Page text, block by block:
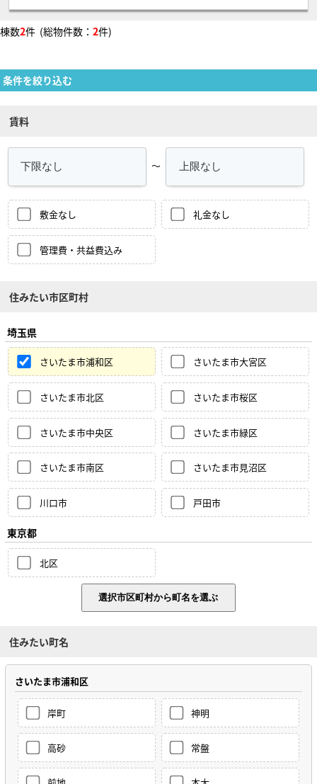
棟数2件 (総物件数： 2件)
条件を絞り込む
賃料
～
敷金なし 礼金なし
管理費・共益費込み
住みたい市区町村
埼玉県
さいたま市浦和区 さいたま市大宮区
さいたま市北区 さいたま市桜区
さいたま市中央区 さいたま市緑区
さいたま市南区 さいたま市見沼区
川口市 戸田市
東京都
北区
住みたい町名
さいたま市浦和区
岸町 神明
高砂 常盤